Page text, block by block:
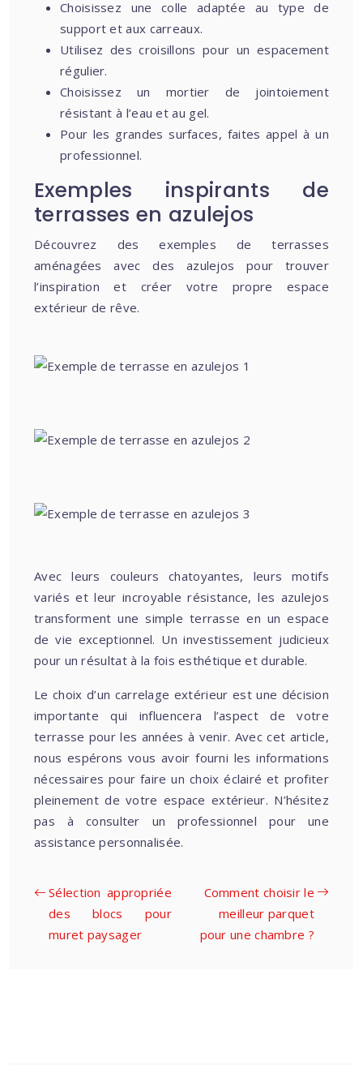
Choisissez une colle adaptée au type de
support et aux carreaux.
Utilisez des croisillons pour un espacement
régulier.
Choisissez un mortier de jointoiement
résistant à l’eau et au gel.
Pour les grandes surfaces, faites appel à un
professionnel.
Exemples inspirants de
terrasses en azulejos
Découvrez des exemples de terrasses
aménagées avec des azulejos pour trouver
l’inspiration et créer votre propre espace
extérieur de rêve.
Avec leurs couleurs chatoyantes, leurs motifs
variés et leur incroyable résistance, les azulejos
transforment une simple terrasse en un espace
de vie exceptionnel. Un investissement judicieux
pour un résultat à la fois esthétique et durable.
Le choix d’un carrelage extérieur est une décision
importante qui influencera l’aspect de votre
terrasse pour les années à venir. Avec cet article,
nous espérons vous avoir fourni les informations
nécessaires pour faire un choix éclairé et profiter
pleinement de votre espace extérieur. N’hésitez
pas à consulter un professionnel pour une
assistance personnalisée.
Sélection appropriée
des blocs pour
muret paysager
Comment choisir le
meilleur parquet
pour une chambre ?